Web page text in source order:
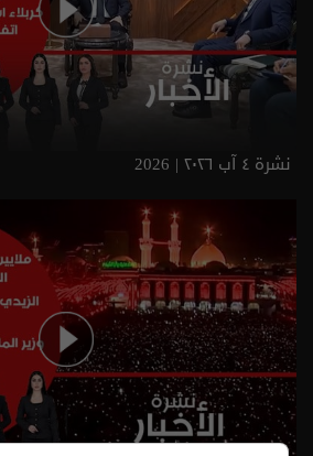
نشرة ٤ آب ٢٠٢٦ | 2026